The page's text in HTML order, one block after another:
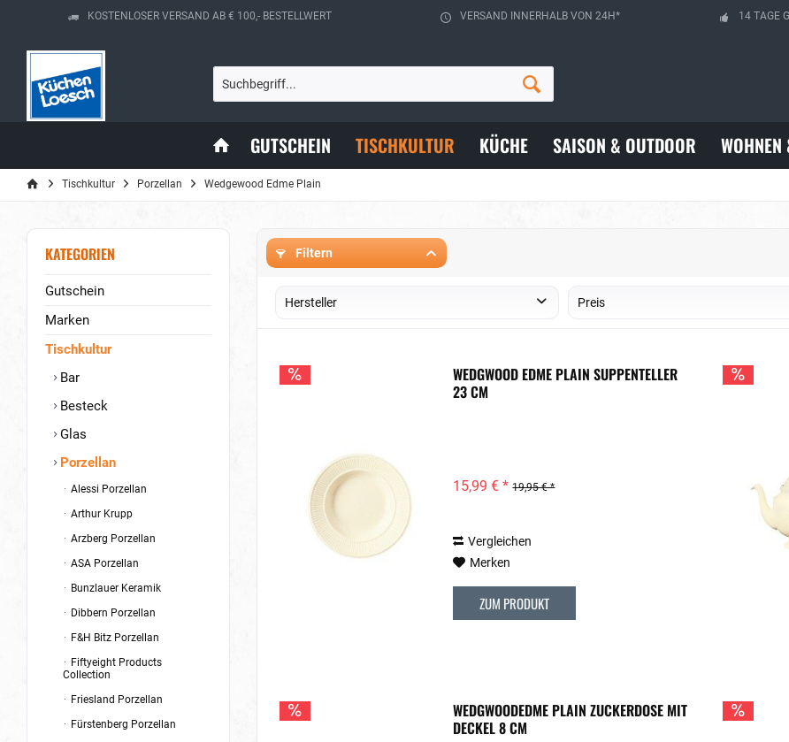
KOSTENLOSER VERSAND AB € 100,- BESTELLWERT VERSAND INNERHALB VON 24H* 14 TAGE
GUTSCHEIN TISCHKULTUR KÜCHE SAISON & OUTDOOR WOHNEN
Tischkultur Porzellan Wedgewood Edme Plain
KATEGORIEN
Gutschein
Marken
Tischkultur
Bar
Besteck
Glas
Porzellan
Alessi Porzellan
Arthur Krupp
Arzberg Porzellan
ASA Porzellan
Bunzlauer Keramik
Dibbern Porzellan
F&H Bitz Porzellan
Fiftyeight Products
Collection
Friesland Porzellan
Fürstenberg Porzellan
Filtern
Hersteller Preis
WEDGWOOD EDME PLAIN SUPPENTELLER
23 CM
15,99 € * 19,95 € *
Vergleichen
Merken
ZUM PRODUKT
WEDGWOODEDME PLAIN ZUCKERDOSE MIT
DECKEL 8 CM